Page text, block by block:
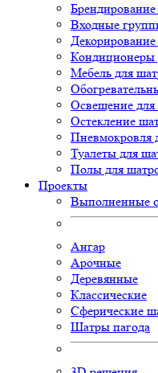
Входные
Кондиционеры
Мебель для
Освещение для
Остекление
Пневмокровля
Туалеты для
Полы для
Проекты
Выполненные
Ангар
Арочные
Деревянные
Классические
Сферические
Шатры пагода